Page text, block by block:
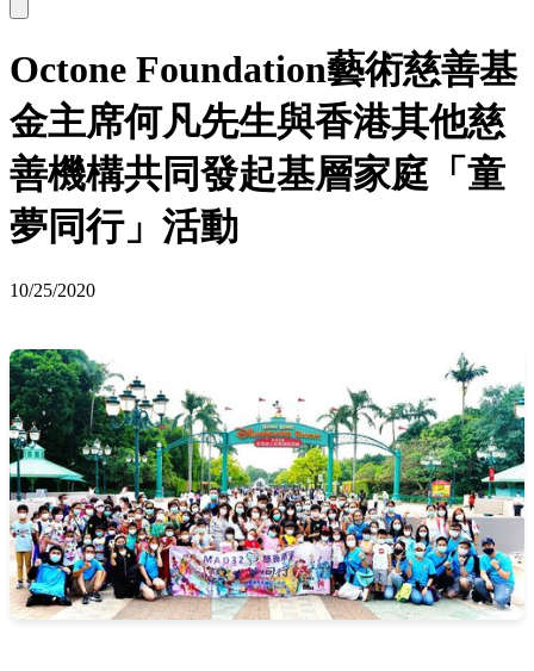
Octone Foundation藝術慈善基
金主席何凡先生與香港其他慈
善機構共同發起基層家庭「童
夢同行」活動
10/25/2020